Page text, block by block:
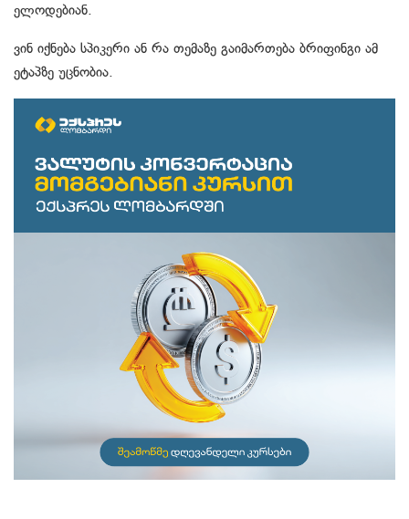
ელოდებიან.
ვინ იქნება სპიკერი ან რა თემაზე გაიმართება ბრიფინგი ამ
ეტაპზე უცნობია.